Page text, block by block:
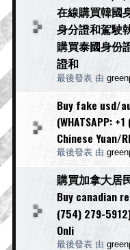
在線購買韓國
身分證和駕駛
購買泰國身份
證和
最後發表 由
Buy fake usd/
(WHATSAPP:
Chinese Yuan/
最後發表 由
購買加拿大居
Buy canadian
(754) 279-
Onli
最後發表 由